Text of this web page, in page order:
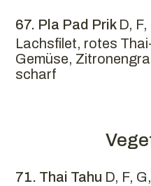
67. Pla Pad Prik D,
Lachsfilet, rotes
Gemüse,
scharf
71. Thai Tahu D, F,